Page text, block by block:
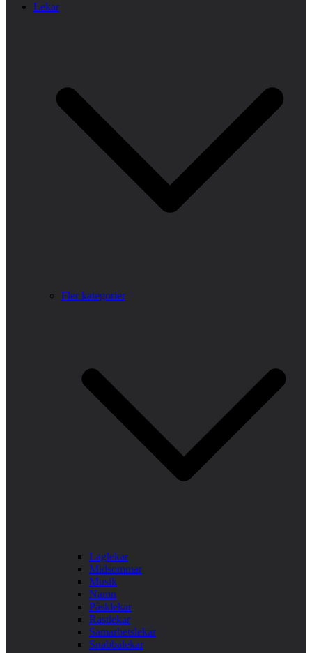
Lekar
Fler kategorier
Laglekar
Midsommar
Musik
Namn
Påsklekar
Rastlekar
Samarbetslekar
Snabbalekar